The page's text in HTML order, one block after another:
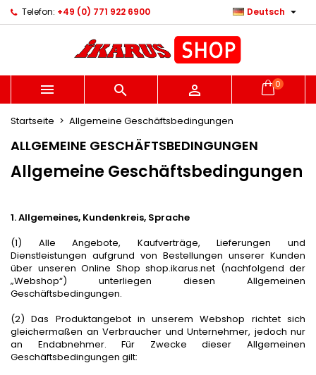
Telefon: +49 (0) 771 922 6900 Deutsch 
   0
Startseite Allgemeine Geschäftsbedingungen
ALLGEMEINE GESCHÄFTSBEDINGUNGEN
Allgemeine Geschäftsbedingungen
1. Allgemeines, Kundenkreis, Sprache
(1) Alle Angebote, Kaufverträge, Lieferungen und
Dienstleistungen aufgrund von Bestellungen unserer Kunden
über unseren Online Shop shop.ikarus.net (nachfolgend der
„Webshop“) unterliegen diesen Allgemeinen
Geschäftsbedingungen.
(2) Das Produktangebot in unserem Webshop richtet sich
gleichermaßen an Verbraucher und Unternehmer, jedoch nur
an Endabnehmer. Für Zwecke dieser Allgemeinen
Geschäftsbedingungen gilt:
Ihre Wunschlisten ×
Neue Liste anlegen
((modalTitle)) ×
((cancelText)) ((modalDeleteText))
Wunschliste erstellen ×
Abbrechen
Anmelden ×
Sie müssen angemeldet sein, um Artikel Ihrer
Wunschliste hinzufügen zu können.
Abbrechen Anmelden